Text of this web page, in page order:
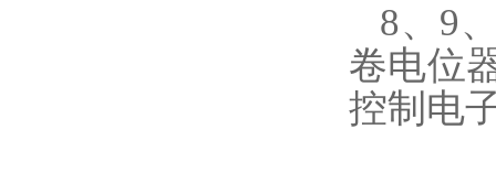
8、9
卷电位
控制电